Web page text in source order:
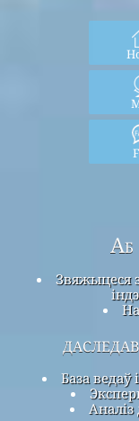
Аб
Звяжыцеся
База ведаў
Аналіз